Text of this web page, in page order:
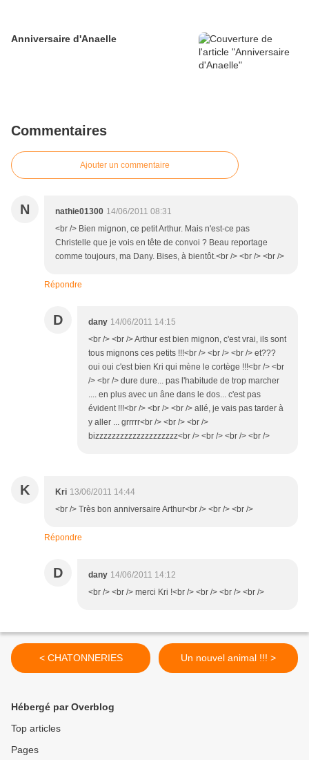
Anniversaire d'Anaelle
Commentaires
Ajouter un commentaire
N nathie01300 14/06/2011 08:31
<br /> Bien mignon, ce petit Arthur. Mais n'est-ce pas
Christelle que je vois en tête de convoi ? Beau reportage
comme toujours, ma Dany. Bises, à bientôt.<br /> <br /> <br />
Répondre
D dany 14/06/2011 14:15
<br /> <br /> Arthur est bien mignon, c'est vrai, ils sont
tous mignons ces petits !!!<br /> <br /> <br /> et???
oui oui c'est bien Kri qui mène le cortège !!!<br /> <br
/> <br /> dure dure... pas l'habitude de trop marcher
.... en plus avec un âne dans le dos... c'est pas
évident !!!<br /> <br /> <br /> allé, je vais pas tarder à
y aller ... grrrrr<br /> <br /> <br />
bizzzzzzzzzzzzzzzzzzzz<br /> <br /> <br /> <br />
K Kri 13/06/2011 14:44
<br /> Très bon anniversaire Arthur<br /> <br /> <br />
Répondre
D dany 14/06/2011 14:12
<br /> <br /> merci Kri !<br /> <br /> <br /> <br />
< CHATONNERIES Un nouvel animal !!! >
Hébergé par Overblog
Top articles
Pages